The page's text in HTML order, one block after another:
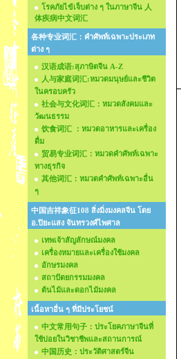
โรคภัยไข้เจ็บต่าง ๆ ในภาษาจีน 人
体疾病中文词汇
各种专业词汇：คำศัพท์เฉพาะประเภท
ต่าง ๆ
汉语成语:สุภาษิตจีน A-Z
人与家庭词汇:หมวดมนุษย์และชีวิต
ในครอบครัว
社会与文化词汇：หมวดสังคมและ
วัฒนธรรม
饮食词汇 ：หมวดอาหารและเครื่อง
ดื่ม
贸易专业词汇：หมวดคำศัพท์เฉพาะ
ทางธุรกิจ
其他词汇：หมวดคำศัพท์เฉพาะอื่น
ๆ
中国吉祥象征108 สิ่งมิ่งมงคลจีน โดย
อ.ปิยะแสง จันทรวงศ์ไพศาล
เทพเจ้าสัญลักษณ์มงคล
เครื่องหมายและเครื่องใช้มงคล
อักษรมงคล
สถาปัตยกรรมมงคล
ต้นไม้และดอกไม้มงคล
เนื้อหาอื่น ๆ ที่มีประโยชน์
中文常用句子：ประโยคภาษาจีนที่
ใช้บ่อยในวิชาชีพและสถานการณ์
中国历史：ประวัติศาสตร์จีน